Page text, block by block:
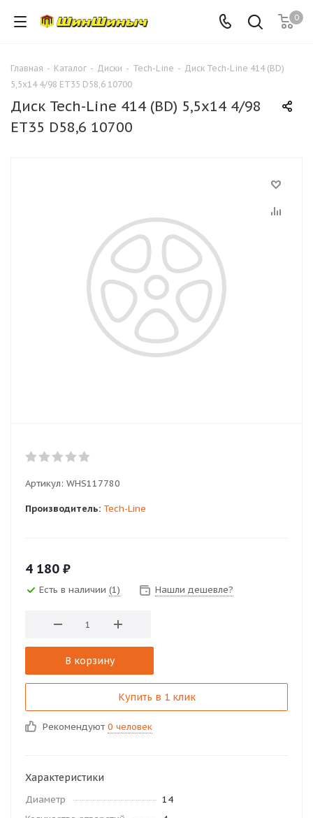
0
Главная - Каталог - Диски - Tech-Line - Диск Tech-Line 414 (BD)
5,5x14 4/98 ET35 D58,6 10700
Диск Tech-Line 414 (BD) 5,5x14 4/98
ET35 D58,6 10700
Артикул: WHS117780
Производитель: Tech-Line
4 180 ₽
Есть в наличии (1) Нашли дешевле?
В корзину
Купить в 1 клик
Рекомендуют 0 человек
Характеристики
Диаметр
14